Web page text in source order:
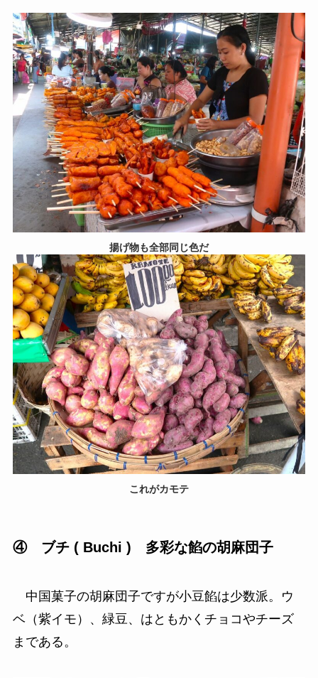
揚げ物も全部同じ色だ
これがカモテ
④ ブチ ( Buchi ) 多彩な餡の胡麻団子
中国菓子の胡麻団子ですが小豆餡は少数派。ウ
ベ（紫イモ）、緑豆、はともかくチョコやチーズ
まである。